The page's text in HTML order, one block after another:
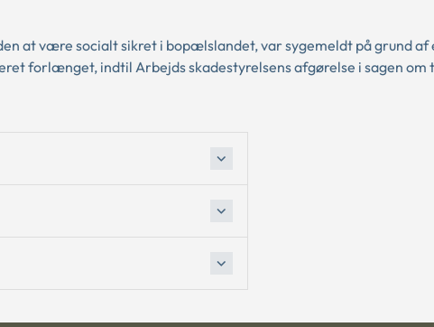
at være socialt sikret i bopælslandet, var sygemeldt på grund af
forlænget, indtil Arbejds skadestyrelsens afgørelse i sagen om